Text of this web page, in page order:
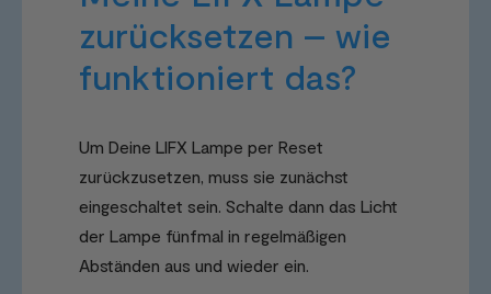
zurücksetzen – wie
funktioniert das?
Um Deine LIFX Lampe per Reset
zurückzusetzen, muss sie zunächst
eingeschaltet sein. Schalte dann das Licht
der Lampe fünfmal in regelmäßigen
Abständen aus und wieder ein.